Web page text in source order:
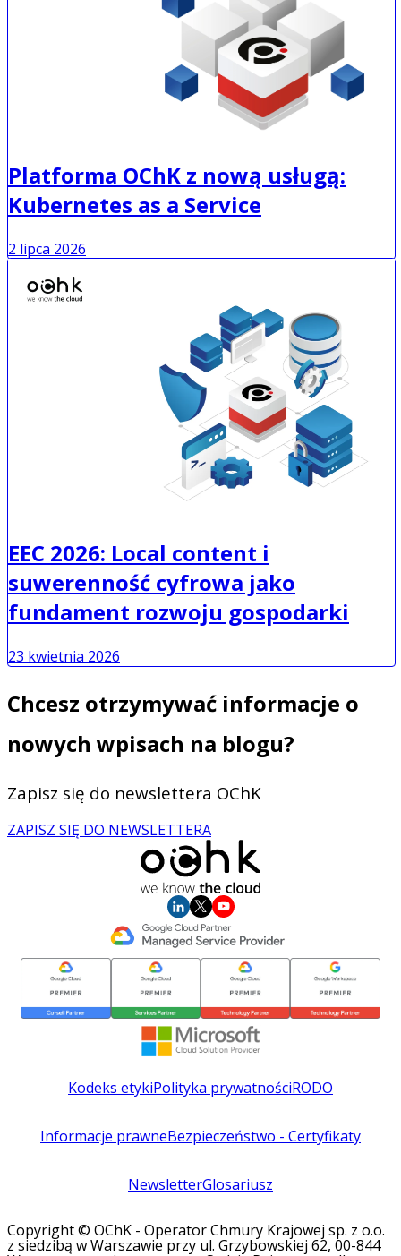
Platforma OChK z nową usługą:
Kubernetes as a Service
2 lipca 2026
EEC 2026: Local content i
suwerenność cyfrowa jako
fundament rozwoju gospodarki
23 kwietnia 2026
Chcesz otrzymywać informacje o
nowych wpisach na blogu?
Zapisz się do newslettera OChK
ZAPISZ SIĘ DO NEWSLETTERA
Kodeks etykiPolityka prywatnościRODO
Informacje prawneBezpieczeństwo - Certyfikaty
NewsletterGlosariusz
Copyright © OChK - Operator Chmury Krajowej sp. z o.o.
z siedzibą w Warszawie przy ul. Grzybowskiej 62, 00-844